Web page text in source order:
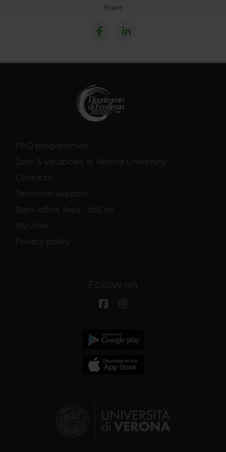
con altre informazioni che hai fornito loro o che hanno
Share
PhD programmes
Jobs & Vacancies at Verona University
Contacts
Technical support
Back office Area - dbErw
MyUnivr
Privacy policy
Follow on